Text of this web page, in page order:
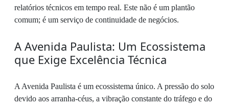
relatórios técnicos em tempo real. Este não é um plantão
comum; é um serviço de continuidade de negócios.
A Avenida Paulista: Um Ecossistema
que Exige Excelência Técnica
A Avenida Paulista é um ecossistema único. A pressão do solo
devido aos arranha-céus, a vibração constante do tráfego e do